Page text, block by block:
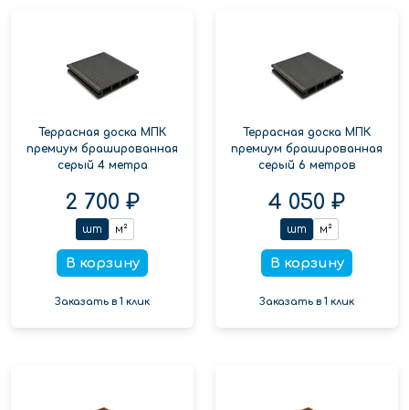
Террасная доска МПК
премиум брашированная
серый 4 метра
2 700 ₽
шт м²
В корзину
Заказать в 1 клик
Террасная доска МПК
премиум брашированная
серый 6 метров
4 050 ₽
шт м²
В корзину
Заказать в 1 клик